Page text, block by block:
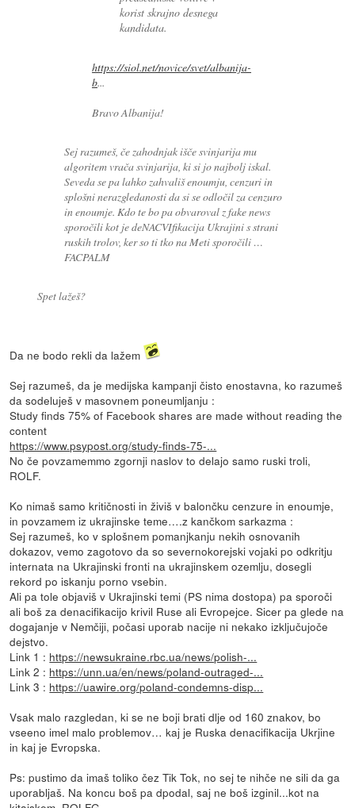
korist skrajno desnega
kandidata.
https://siol.net/novice/svet/albanija-
b...
Bravo Albanija!
Sej razumeš, če zahodnjak išče svinjarija mu
algoritem vrača svinjarija, ki si jo najbolj iskal.
Seveda se pa lahko zahvališ enoumju, cenzuri in
splošni nerazgledanosti da si se odločil za cenzuro
in enoumje. Kdo te bo pa obvaroval z fake news
sporočili kot je deNACVIfikacija Ukrajini s strani
ruskih trolov, ker so ti tko na Meti sporočili …
FACPALM
Spet lažeš?
Da ne bodo rekli da lažem
Sej razumeš, da je medijska kampanji čisto enostavna, ko razumeš
da sodeluješ v masovnem poneumljanju :
Study finds 75% of Facebook shares are made without reading the
content
https://www.psypost.org/study-finds-75-...
No če povzamemmo zgornji naslov to delajo samo ruski troli,
ROLF.
Ko nimaš samo kritičnosti in živiš v balončku cenzure in enoumje,
in povzamem iz ukrajinske teme….z kančkom sarkazma :
Sej razumeš, ko v splošnem pomanjkanju nekih osnovanih
dokazov, vemo zagotovo da so severnokorejski vojaki po odkritju
internata na Ukrajinski fronti na ukrajinskem ozemlju, dosegli
rekord po iskanju porno vsebin.
Ali pa tole objaviš v Ukrajinski temi (PS nima dostopa) pa sporoči
ali boš za denacifikacijo krivil Ruse ali Evropejce. Sicer pa glede na
dogajanje v Nemčiji, počasi uporab nacije ni nekako izključujoče
dejstvo.
Link 1 : https://newsukraine.rbc.ua/news/polish-...
Link 2 : https://unn.ua/en/news/poland-outraged-...
Link 3 : https://uawire.org/poland-condemns-disp...
Vsak malo razgledan, ki se ne boji brati dlje od 160 znakov, bo
vseeno imel malo problemov… kaj je Ruska denacifikacija Ukrjine
in kaj je Evropska.
Ps: pustimo da imaš toliko čez Tik Tok, no sej te nihče ne sili da ga
uporabljaš. Na koncu boš pa dpodal, saj ne boš izginil...kot na